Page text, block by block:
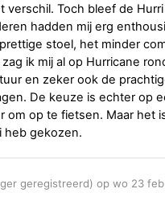
verschil. Toch bleef de
hadden mij erg
stoel, het minder
ik mij al op Hurricane
en zeker ook de
De keuze is echter op
om op te fietsen. Maar het
heb gekozen.
geregistreerd) op wo 23